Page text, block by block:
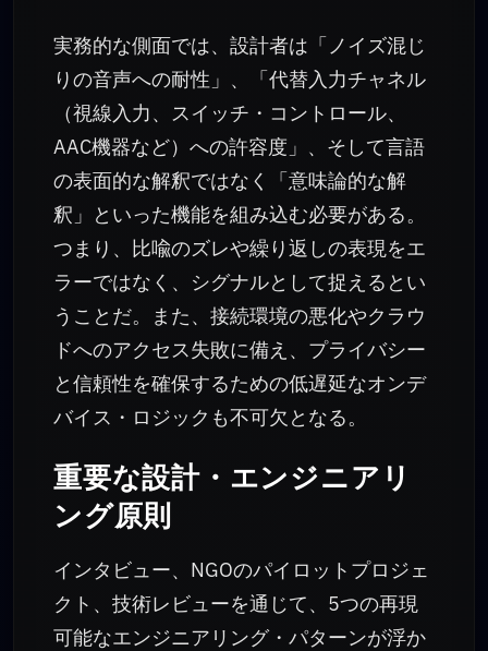
実務的な側面では、設計者は「ノイズ混じ
りの音声への耐性」、「代替入力チャネル
（視線入力、スイッチ・コントロール、
AAC機器など）への許容度」、そして言語
の表面的な解釈ではなく「意味論的な解
釈」といった機能を組み込む必要がある。
つまり、比喩のズレや繰り返しの表現をエ
ラーではなく、シグナルとして捉えるとい
うことだ。また、接続環境の悪化やクラウ
ドへのアクセス失敗に備え、プライバシー
と信頼性を確保するための低遅延なオンデ
バイス・ロジックも不可欠となる。
重要な設計・エンジニアリ
ング原則
インタビュー、NGOのパイロットプロジェ
クト、技術レビューを通じて、5つの再現
可能なエンジニアリング・パターンが浮か